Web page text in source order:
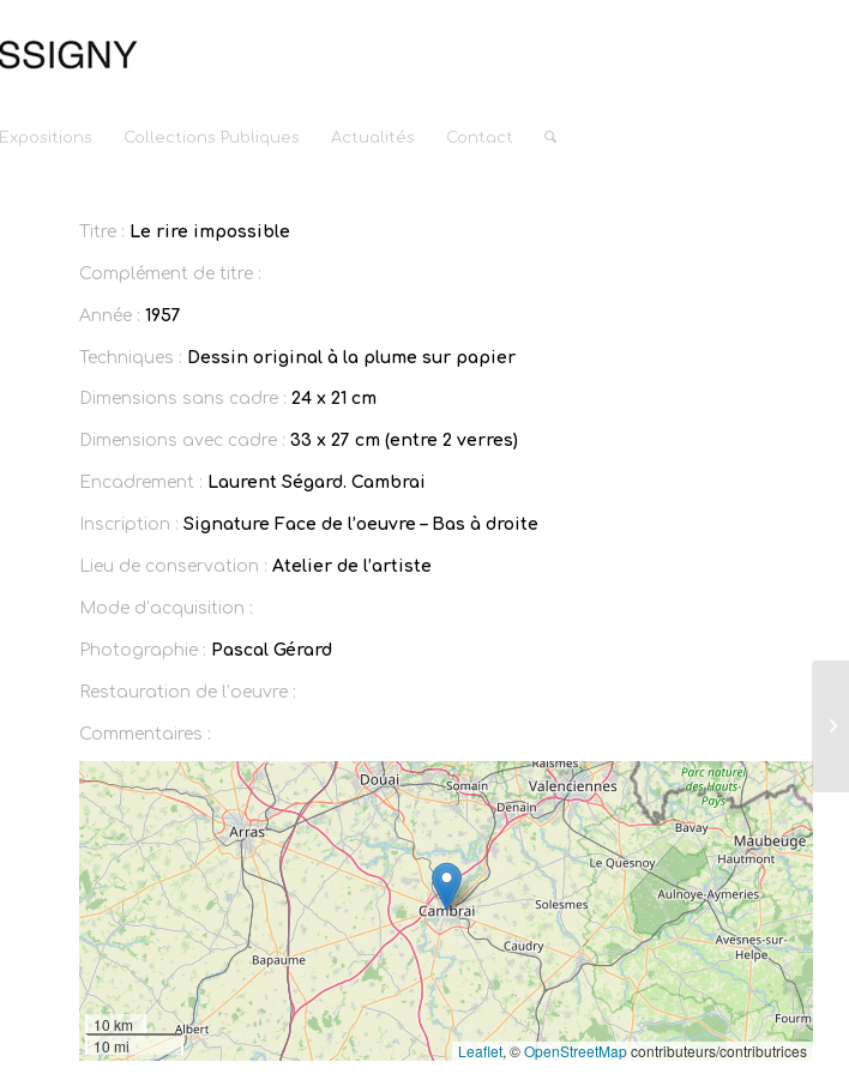
Expositions Collections Publiques Actualités Contact
Titre : Le rire impossible
Complément de titre :
Année : 1957
Techniques : Dessin original à la plume sur papier
Dimensions sans cadre : 24 x 21 cm
Dimensions avec cadre : 33 x 27 cm (entre 2 verres)
Encadrement : Laurent Ségard. Cambrai
Inscription : Signature Face de l’oeuvre – Bas à droite
Lieu de conservation : Atelier de l’artiste
Mode d’acquisition :
Photographie : Pascal Gérard
Restauration de l’oeuvre :
Commentaires :
10 km
10 mi
Leaflet, ©OpenStreetMapcontributeurs/contributrices